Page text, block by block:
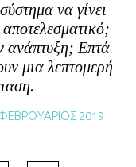
ABOUT
να γίνει
αποτελεσματικό;
ανάπτυξη; Επτά
μια λεπτομερή
2019